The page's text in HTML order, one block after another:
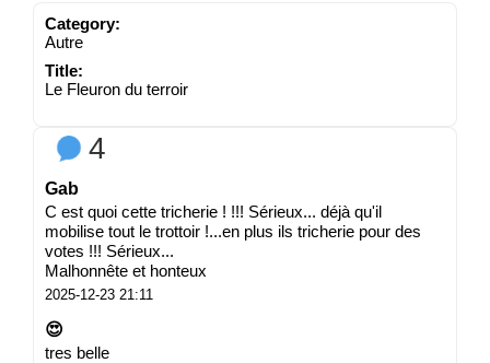
Category:
Autre
Title:
Le Fleuron du terroir
4
Gab
C est quoi cette tricherie ! !!! Sérieux... déjà qu'il
mobilise tout le trottoir !...en plus ils tricherie pour des
votes !!! Sérieux...
Malhonnête et honteux
2025-12-23 21:11
😍
tres belle